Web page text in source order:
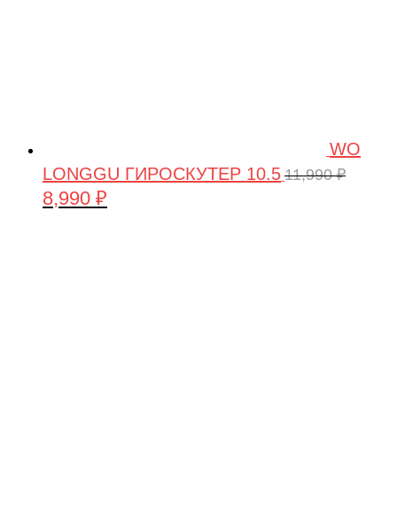
WO
LONGGU ГИРОСКУТЕР 10.5 11,990₽
Первоначальная
8,990 ₽